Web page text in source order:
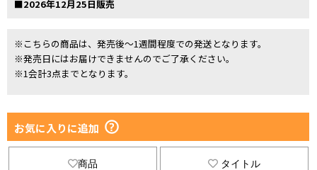
■2026年12月25日販売
※こちらの商品は、発売後～1週間程度での発送となります。
※発売日にはお届けできませんのでご了承ください。
※1会計3点までとなります。
お気に入りに追加
商品 タイトル